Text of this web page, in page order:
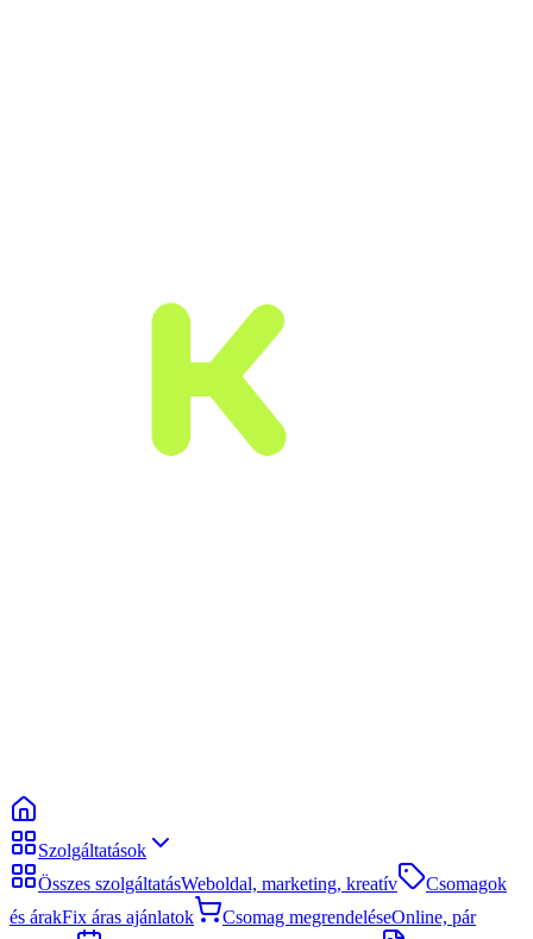
Szolgáltatások
Összes szolgáltatásWeboldal, marketing, kreatív
Csomagok
és árakFix áras ajánlatok Csomag megrendeléseOnline, pár